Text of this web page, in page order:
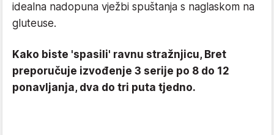
idealna nadopuna vježbi spuštanja s naglaskom na
gluteuse.
Kako biste 'spasili' ravnu stražnjicu, Bret
preporučuje izvođenje 3 serije po 8 do 12
ponavljanja, dva do tri puta tjedno.